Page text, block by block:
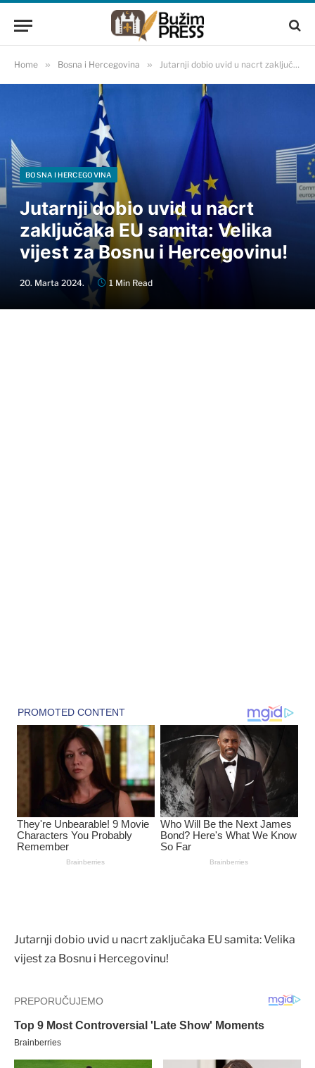
Home » Bosna i Hercegovina » Jutarnji dobio uvid u nacrt zaključaka EU samita: Velika vijest za Bosnu i Hercegovinu!
BOSNA I HERCEGOVINA
Jutarnji dobio uvid u nacrt
zaključaka EU samita: Velika
vijest za Bosnu i Hercegovinu!
20. Marta 2024. 1 Min Read
Jutarnji dobio uvid u nacrt zaključaka EU samita: Velika
vijest za Bosnu i Hercegovinu!